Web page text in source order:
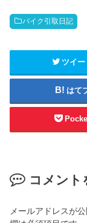
バイク引取日記
ツイー
はて
コメント
メールアドレスが